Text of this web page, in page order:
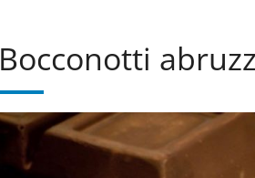
Bocconotti